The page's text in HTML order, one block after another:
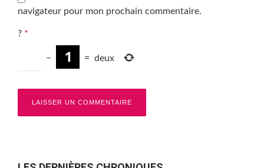
navigateur pour mon prochain commentaire.
? *
− = deux